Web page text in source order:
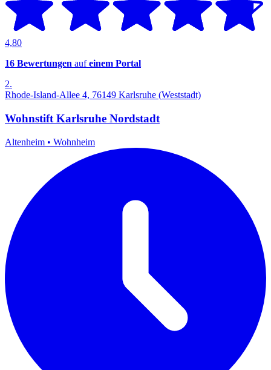
4,80
16 Bewertungen aufeinem Portal
2.
Rhode-Island-Allee 4, 76149 Karlsruhe (Weststadt)
Wohnstift Karlsruhe Nordstadt
Altenheim • Wohnheim